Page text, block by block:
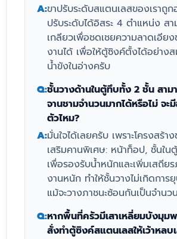
A:ขาปรับระดับสแตนเลสของเราถู
ปรับระดับได้อิสระ 4 ตำแหน่ง ส
เกลียวเพื่อชดเชยความลาดเอีย
งานได้ เพื่อให้ตู้ซิงค์ตั้งได้อย่าง
น้ำขังในอ่างครับ
Q:ชั้นวางด้านในตู้ทึบทั้ง 2 ชั้น สาม
จานชามจำนวนมากได้หรือไม่ จะ
ตัวไหม?
A:มั่นใจได้เลยครับ เพราะโครงสร้า
เสริมคานพิเศษ: หน้าท็อป, ชั้นใน
เพื่อรองรับน้ำหนักและเพิ่มเสถียร
งานหนัก ทำให้ชั้นวางไม่เกิดกา
แม้จะวางภาชนะซ้อนกันเป็นจำน
Q:หากพื้นที่ครัวมีเสาเหลี่ยมบังมุม
สั่งทำตู้ซิงค์สแตนเลสให้เว้าหลบ